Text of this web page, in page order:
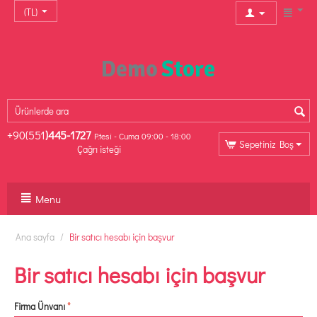
(TL)
+90(551)445-1727 P.tesi - Cuma 09:00 - 18:00
Çağrı isteği Sepetiniz Boş
Menu
Ana sayfa / Bir satıcı hesabı için başvur
Bir satıcı hesabı için başvur
Firma Ünvanı